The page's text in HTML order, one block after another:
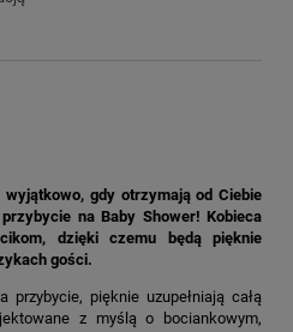
gdy otrzymają od Ciebie
na Baby Shower! Kobieca
dzięki czemu będą pięknie
gości.
przybycie, pięknie uzupełniają całą
z myślą o bociankowym,